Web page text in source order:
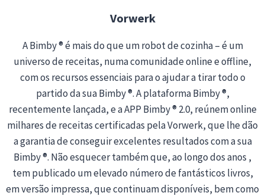
Vorwerk
A Bimby ® é mais do que um robot de cozinha – é um
universo de receitas, numa comunidade online e offline,
com os recursos essenciais para o ajudar a tirar todo o
partido da sua Bimby ®. A plataforma Bimby ®,
recentemente lançada, e a APP Bimby ® 2.0, reúnem online
milhares de receitas certificadas pela Vorwerk, que lhe dão
a garantia de conseguir excelentes resultados com a sua
Bimby ®. Não esquecer também que, ao longo dos anos ,
tem publicado um elevado número de fantásticos livros,
em versão impressa, que continuam disponíveis, bem como